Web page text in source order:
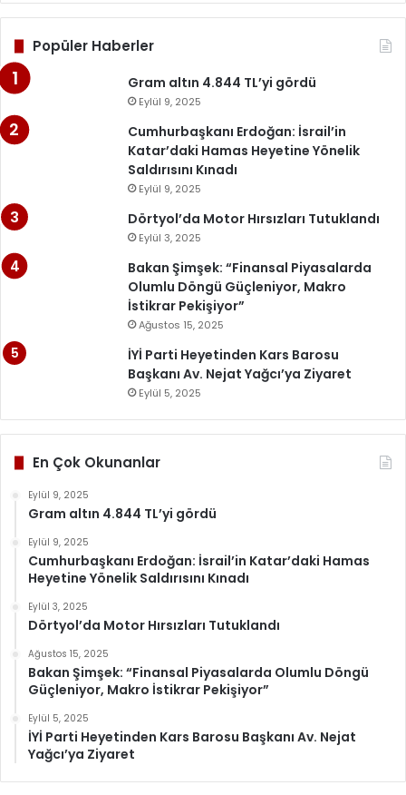
Popüler Haberler
Gram altın 4.844 TL’yi gördü
Eylül 9, 2025
Cumhurbaşkanı Erdoğan: İsrail’in
Katar’daki Hamas Heyetine Yönelik
Saldırısını Kınadı
Eylül 9, 2025
Dörtyol’da Motor Hırsızları Tutuklandı
Eylül 3, 2025
Bakan Şimşek: “Finansal Piyasalarda
Olumlu Döngü Güçleniyor, Makro
İstikrar Pekişiyor”
Ağustos 15, 2025
İYİ Parti Heyetinden Kars Barosu
Başkanı Av. Nejat Yağcı’ya Ziyaret
Eylül 5, 2025
En Çok Okunanlar
Eylül 9, 2025
Gram altın 4.844 TL’yi gördü
Eylül 9, 2025
Cumhurbaşkanı Erdoğan: İsrail’in Katar’daki Hamas
Heyetine Yönelik Saldırısını Kınadı
Eylül 3, 2025
Dörtyol’da Motor Hırsızları Tutuklandı
Ağustos 15, 2025
Bakan Şimşek: “Finansal Piyasalarda Olumlu Döngü
Güçleniyor, Makro İstikrar Pekişiyor”
Eylül 5, 2025
İYİ Parti Heyetinden Kars Barosu Başkanı Av. Nejat
Yağcı’ya Ziyaret